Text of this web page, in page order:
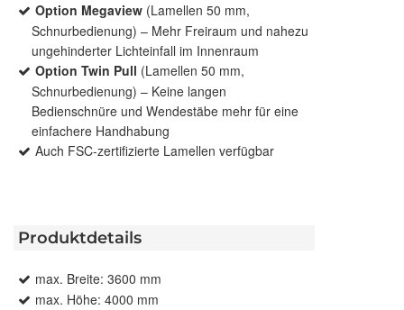
Option Megaview (Lamellen 50 mm,
Schnurbedienung) – Mehr Freiraum und nahezu
ungehinderter Lichteinfall im Innenraum
Option Twin Pull (Lamellen 50 mm,
Schnurbedienung) – Keine langen
Bedienschnüre und Wendestäbe mehr für eine
einfachere Handhabung
Auch FSC-zertifizierte Lamellen verfügbar
Produktdetails
max. Breite: 3600 mm
max. Höhe: 4000 mm